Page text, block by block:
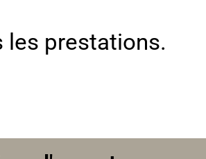
les prestations.